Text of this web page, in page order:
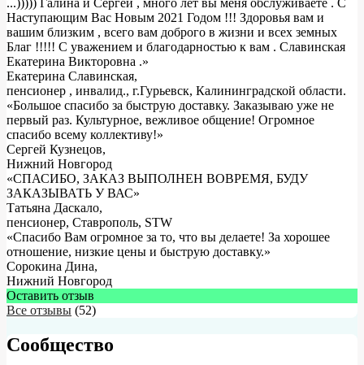
...))))) Галина и Сергей , много лет вы меня обслуживаете . С
Наступающим Вас Новым 2021 Годом !!! Здоровья вам и
вашим близким , всего вам доброго в жизни и всех земных
Благ !!!!! С уважением и благодарностью к вам . Славинская
Екатерина Викторовна .»
Екатерина Славинская,
пенсионер , инвалид., г.Гурьевск, Калининградской области.
«Большое спасибо за быструю доставку. Заказываю уже не
первый раз. Культурное, вежливое общение! Огромное
спасибо всему коллективу!»
Сергей Кузнецов,
Нижний Новгород
«СПАСИБО, ЗАКАЗ ВЫПОЛНЕН ВОВРЕМЯ, БУДУ
ЗАКАЗЫВАТЬ У ВАС»
Татьяна Даскало,
пенсионер, Ставрополь, STW
«Спасибо Вам огромное за то, что вы делаете! За хорошее
отношение, низкие цены и быструю доставку.»
Сорокина Дина,
Нижний Новгород
Оставить отзыв
Все отзывы (52)
Сообщество